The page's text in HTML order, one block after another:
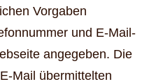
Vorgaben
und E-Mail-
angegeben. Die
Mail übermittelten